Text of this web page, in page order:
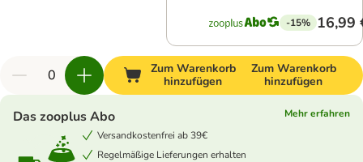
-15% 16,99
Zum Warenkorb
hinzufügen
Zum Warenkorb
hinzufügen
Das zooplus Abo
Mehr erfahren
Versandkostenfrei ab 39€
Regelmäßige Lieferungen erhalten